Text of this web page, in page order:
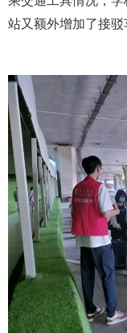
站又额外增加了接驳